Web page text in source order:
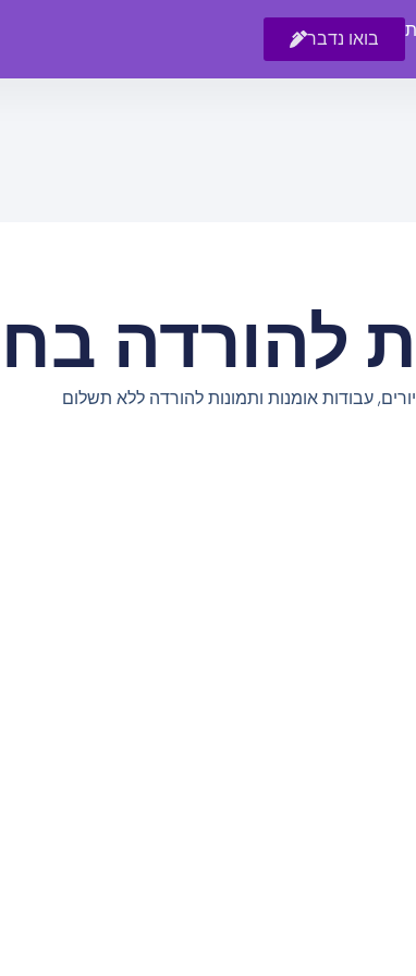
בואו נדבר
להורדה
עבודות אומנות ותמונות להורדה ללא תשלום